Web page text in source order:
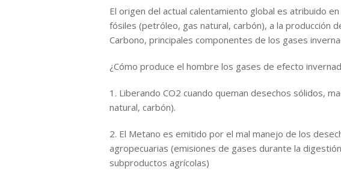
El origen del actual calentamiento global es atribuido
fósiles (petróleo, gas natural, carbón), a la producción
Carbono, principales componentes de los gases
¿Cómo produce el hombre los gases de efecto
1. Liberando CO2 cuando queman desechos sólidos,
natural, carbón).
2. El Metano es emitido por el mal manejo de los
agropecuarias (emisiones de gases durante la
subproductos agrícolas)